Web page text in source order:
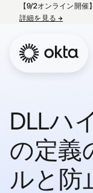
【9/2オンライン開
詳細を見る→
DLLハ
の定義
ルと防